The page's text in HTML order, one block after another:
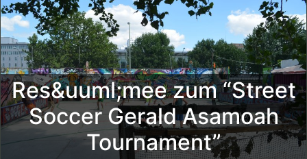
Res&uuml;mee zum “Street
Soccer Gerald Asamoah
Tournament”